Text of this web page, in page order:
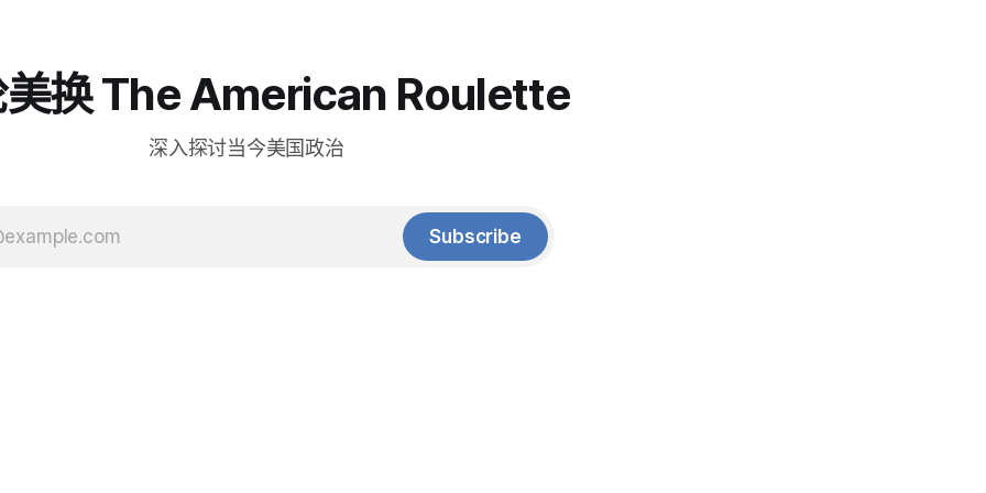
换 The American Roulette
深入探讨当今美国政治
Subscribe